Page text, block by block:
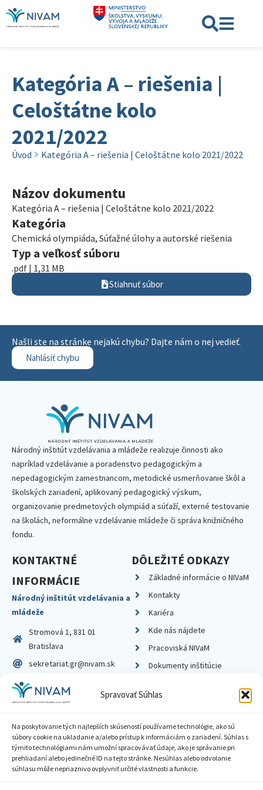
Spravovať Súhlas
Na poskytovanie tých najlepších skúseností používame technológie, ako sú
súbory cookie na ukladanie a/alebo prístup k informáciám o zariadení. Súhlas s
týmito technológiami nám umožní spracovávať údaje, ako je správanie pri
prehliadaní alebo jedinečné ID na tejto stránke. Nesúhlas alebo odvolanie
súhlasu môže nepriaznivo ovplyvniť určité vlastnosti a funkcie.
Kategória A – riešenia |
Celoštátne kolo
2021/2022
Úvod Kategória A – riešenia | Celoštátne kolo 2021/2022
Názov dokumentu
Kategória A – riešenia | Celoštátne kolo 2021/2022
Kategória
Chemická olympiáda, Súťažné úlohy a autorské riešenia
Typ a veľkosť súboru
.pdf | 1,31 MB
Stiahnuť súbor
Našli ste na stránke nejakú chybu? Dajte nám o nej vedieť.
Nahlásiť chybu
Národný inštitút vzdelávania a mládeže realizuje činnosti ako
napríklad vzdelávanie a poradenstvo pedagogickým a
nepedagogickým zamestnancom, metodické usmerňovanie škôl a
školských zariadení, aplikovaný pedagogický výskum,
organizovanie predmetových olympiád a súťaží, externé testovanie
na školách, neformálne vzdelávanie mládeže či správa knižničného
fondu.
KONTAKTNÉ
INFORMÁCIE
Národný inštitút vzdelávania a
mládeže
Stromová 1, 831 01
Bratislava
sekretariat.gr@nivam.sk
IČO: 00164348
DIČ: 2020798714
DÔLEŽITÉ ODKAZY
Základné informácie o NIVaM
Kontakty
Kariéra
Kde nás nájdete
Pracoviská NIVaM
Dokumenty inštitúcie
Zásady ochrany súkromia